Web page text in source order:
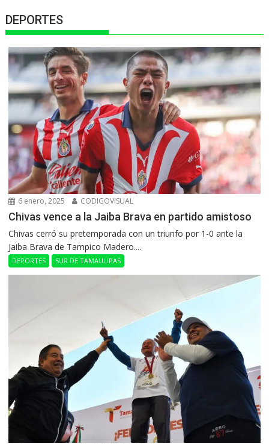
DEPORTES
6 enero, 2025 CODIGOVISUAL
Chivas vence a la Jaiba Brava en partido amistoso
Chivas cerró su pretemporada con un triunfo por 1-0 ante la
Jaiba Brava de Tampico Madero....
DEPORTES SUR DE TAMAULIPAS